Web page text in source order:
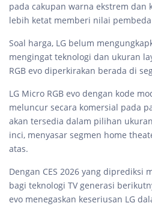
pada cakupan warna ekstrem dan
lebih ketat memberi nilai
Soal harga, LG belum
mengingat teknologi dan ukuran
RGB evo diperkirakan berada di
LG Micro RGB evo dengan kode
meluncur secara komersial pada
akan tersedia dalam pilihan
inci, menyasar segmen home
atas.
Dengan CES 2026 yang diprediksi
bagi teknologi TV generasi
evo menegaskan keseriusan LG